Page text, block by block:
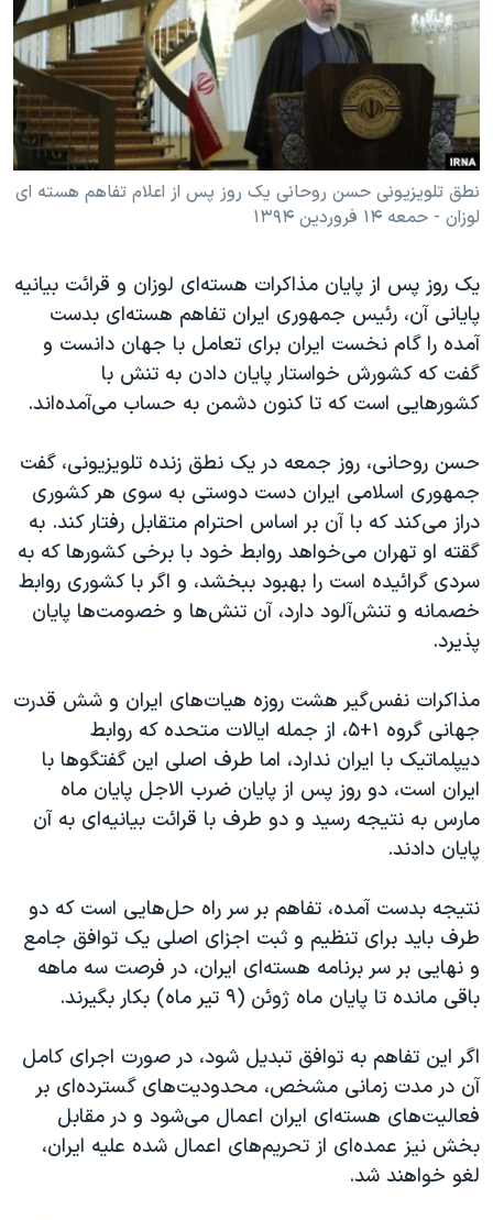
فرهنگ و زندگی
حقوق شهروندی
اقتصادی
علم و فناوری
گالری عکس
مستندها
انتخابات ریاست جمهوری آمریکا ۲۰۲۴
حمله جمهوری اسلامی به اسرائیل
رمز مهسا
اعتراضات زن، زندگی، آزادی
تریبونال مردمی آبان ۹۸
دادگاه حمید نوری
چهل سال گروگان‌گیری
قانون شفافیت دارائی کادر رهبری ایران
اعتراضات مردمی آبان ۹۸
اسرائیل در جنگ
نرگس محمدی برنده جایزه نوبل صلح
همایش محافظه‌کاران آمریکا «سی‌پک»
صفحه‌های ویژه
سفر پرزیدنت ترامپ به چین
دنبال کنید
زبانهای مختلف
نطق تلویزیونی حسن روحانی یک روز پس از اعلام تفاهم هسته ای
لوزان - حمعه ۱۴ فروردین ۱۳۹۴
یک روز پس از پایان مذاکرات هسته‌ای لوزان و قرائت بیانیه
پایانی آن، رئیس جمهوری ایران تفاهم هسته‌ای بدست
آمده را گام نخست ایران برای تعامل با جهان دانست و
گفت که کشورش خواستار پایان دادن به تنش با
کشورهایی‌ است که تا کنون دشمن به حساب می‌آمده‌اند.
حسن روحانی، روز جمعه در یک نطق زنده تلویزیونی، گفت
جمهوری اسلامی ایران دست دوستی به سوی هر کشوری
دراز می‌کند که با آن بر اساس احترام متقابل رفتار کند. به
گقته او تهران می‌خواهد روابط خود با برخی کشورها که به
سردی گرائیده است را بهبود ببخشد، و اگر با کشوری روابط
خصمانه و تنش‌آلود دارد، آن تنش‌ها و خصومت‌ها پایان
پذیرد.
مذاکرات نفس‌گیر هشت روزه هیات‌های ایران و شش قدرت
جهانی گروه ۱+۵، از جمله ایالات متحده که روابط
دیپلماتیک با ایران ندارد، اما طرف اصلی این گفتگوها با
ایران است، دو روز پس از پایان ضرب الاجل پایان ماه
مارس به نتیجه رسید و دو طرف با قرائت بیانیه‌ای به آن
پایان دادند.
نتیجه بدست آمده، تفاهم بر سر راه حل‌هایی است که دو
طرف باید برای تنظیم و ثبت اجزای اصلی یک توافق جامع
و نهایی بر سر برنامه هسته‌ای ایران، در فرصت سه ماهه
باقی مانده تا پایان ماه ژوئن (۹ تیر ماه) بکار بگیرند.
اگر این تفاهم به توافق تبدیل شود، در صورت اجرای کامل
آن در مدت زمانی مشخص، محدودیت‌های گسترده‌ای بر
فعالیت‌های هسته‌ای ایران اعمال می‌شود و در مقابل
بخش نیز عمده‌ای از تحریم‌های اعمال شده علیه ایران،
لغو خواهند شد.